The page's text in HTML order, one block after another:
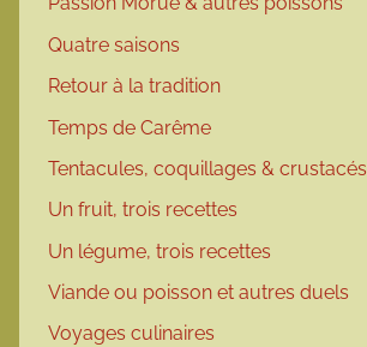
Quatre saisons
Retour à la tradition
Temps de Carême
Tentacules, coquillages & crustacés
Un fruit, trois recettes
Un légume, trois recettes
Viande ou poisson et autres duels
Voyages culinaires